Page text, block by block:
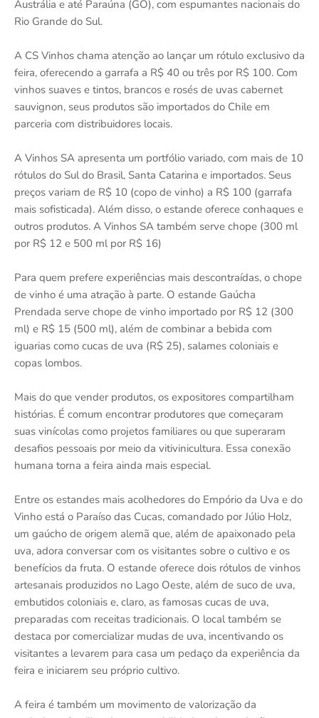
Austrália e até Paraúna (GO), com espumantes nacionais do
Rio Grande do Sul.
A CS Vinhos chama atenção ao lançar um rótulo exclusivo da
feira, oferecendo a garrafa a R$ 40 ou três por R$ 100. Com
vinhos suaves e tintos, brancos e rosés de uvas cabernet
sauvignon, seus produtos são importados do Chile em
parceria com distribuidores locais.
A Vinhos SA apresenta um portfólio variado, com mais de 10
rótulos do Sul do Brasil, Santa Catarina e importados. Seus
preços variam de R$ 10 (copo de vinho) a R$ 100 (garrafa
mais sofisticada). Além disso, o estande oferece conhaques e
outros produtos. A Vinhos SA também serve chope (300 ml
por R$ 12 e 500 ml por R$ 16)
Para quem prefere experiências mais descontraídas, o chope
de vinho é uma atração à parte. O estande Gaúcha
Prendada serve chope de vinho importado por R$ 12 (300
ml) e R$ 15 (500 ml), além de combinar a bebida com
iguarias como cucas de uva (R$ 25), salames coloniais e
copas lombos.
Mais do que vender produtos, os expositores compartilham
histórias. É comum encontrar produtores que começaram
suas vinícolas como projetos familiares ou que superaram
desafios pessoais por meio da vitivinicultura. Essa conexão
humana torna a feira ainda mais especial.
Entre os estandes mais acolhedores do Empório da Uva e do
Vinho está o Paraíso das Cucas, comandado por Júlio Holz,
um gaúcho de origem alemã que, além de apaixonado pela
uva, adora conversar com os visitantes sobre o cultivo e os
benefícios da fruta. O estande oferece dois rótulos de vinhos
artesanais produzidos no Lago Oeste, além de suco de uva,
embutidos coloniais e, claro, as famosas cucas de uva,
preparadas com receitas tradicionais. O local também se
destaca por comercializar mudas de uva, incentivando os
visitantes a levarem para casa um pedaço da experiência da
feira e iniciarem seu próprio cultivo.
A feira é também um movimento de valorização da